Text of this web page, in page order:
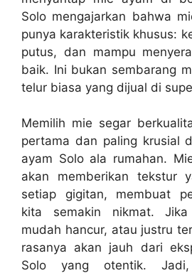
Solo mengajarkan bahwa
punya karakteristik khusus:
putus, dan mampu
baik. Ini bukan sembarang
telur biasa yang dijual di
Memilih mie segar
pertama dan paling krusial
ayam Solo ala rumahan.
akan memberikan tekstur
setiap gigitan, membuat
kita semakin nikmat.
mudah hancur, atau justru
rasanya akan jauh dari
Solo yang otentik.